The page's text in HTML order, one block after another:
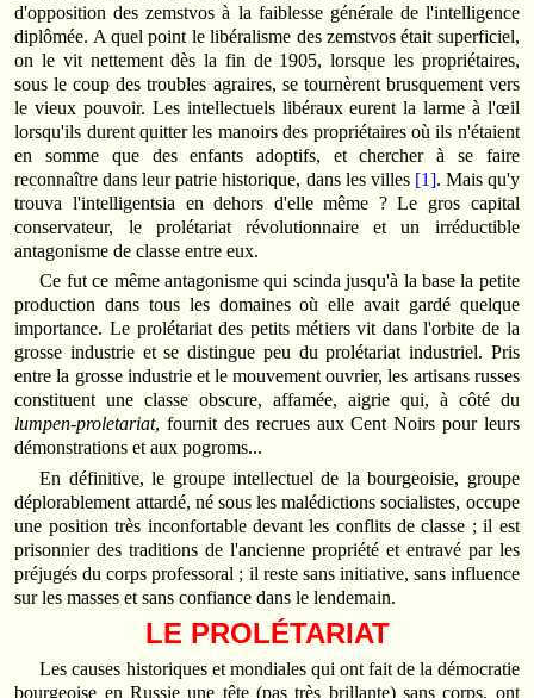
d'opposition des zemstvos à la faiblesse générale de l'intelligence
diplômée. A quel point le libéralisme des zemstvos était superficiel,
on le vit nettement dès la fin de 1905, lorsque les propriétaires,
sous le coup des troubles agraires, se tournèrent brusquement vers
le vieux pouvoir. Les intellectuels libéraux eurent la larme à l'œil
lorsqu'ils durent quitter les manoirs des propriétaires où ils n'étaient
en somme que des enfants adoptifs, et chercher à se faire
reconnaître dans leur patrie historique, dans les villes [1]. Mais qu'y
trouva l'intelligentsia en dehors d'elle même ? Le gros capital
conservateur, le prolétariat révolutionnaire et un irréductible
antagonisme de classe entre eux.
Ce fut ce même antagonisme qui scinda jusqu'à la base la petite
production dans tous les domaines où elle avait gardé quelque
importance. Le prolétariat des petits métiers vit dans l'orbite de la
grosse industrie et se distingue peu du prolétariat industriel. Pris
entre la grosse industrie et le mouvement ouvrier, les artisans russes
constituent une classe obscure, affamée, aigrie qui, à côté du
lumpen-proletariat, fournit des recrues aux Cent Noirs pour leurs
démonstrations et aux pogroms...
En définitive, le groupe intellectuel de la bourgeoisie, groupe
déplorablement attardé, né sous les malédictions socialistes, occupe
une position très inconfortable devant les conflits de classe ; il est
prisonnier des traditions de l'ancienne propriété et entravé par les
préjugés du corps professoral ; il reste sans initiative, sans influence
sur les masses et sans confiance dans le lendemain.
LE PROLÉTARIAT
Les causes historiques et mondiales qui ont fait de la démocratie
bourgeoise en Russie une tête (pas très brillante) sans corps, ont